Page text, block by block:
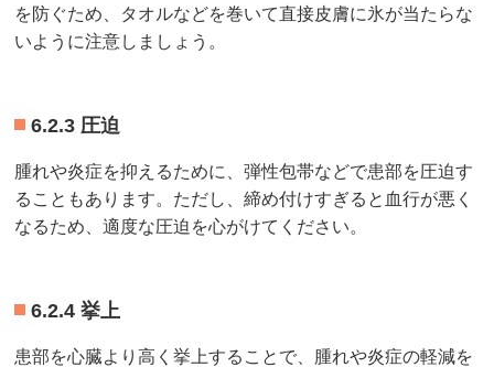
を防ぐため、タオルなどを巻いて直接皮膚に氷が当たらな
いように注意しましょう。
6.2.3 圧迫
腫れや炎症を抑えるために、弾性包帯などで患部を圧迫す
ることもあります。ただし、締め付けすぎると血行が悪く
なるため、適度な圧迫を心がけてください。
6.2.4 挙上
患部を心臓より高く挙上することで、腫れや炎症の軽減を